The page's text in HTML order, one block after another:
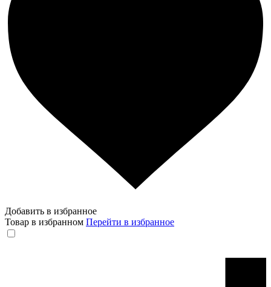
Добавить в избранное
Товар в избранном Перейти в избранное